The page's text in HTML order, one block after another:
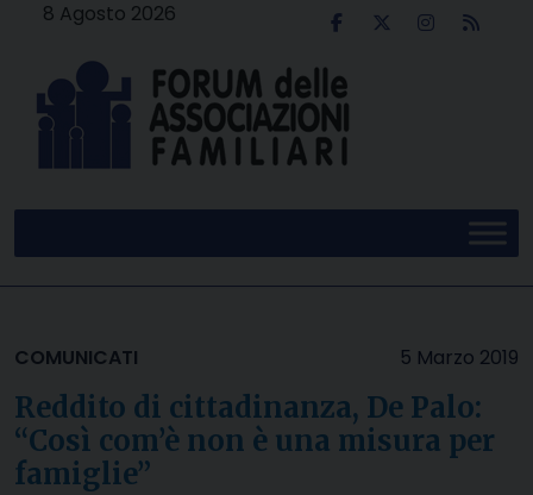
8 Agosto 2026
5 Marzo 2019
COMUNICATI
Reddito di cittadinanza, De Palo:
“Così com’è non è una misura per
famiglie”